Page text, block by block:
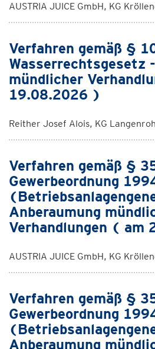
AUSTRIA JUICE GmbH, KG
Verfahren gemäß §
Wasserrechtsgesetz
mündlicher
19.08.2026 )
Reither Josef Alois, KG
Verfahren gemäß §
Gewerbeordnung
Anberaumung
Verhandlungen ( am
AUSTRIA JUICE GmbH, KG
Verfahren gemäß §
Gewerbeordnung
Anberaumung